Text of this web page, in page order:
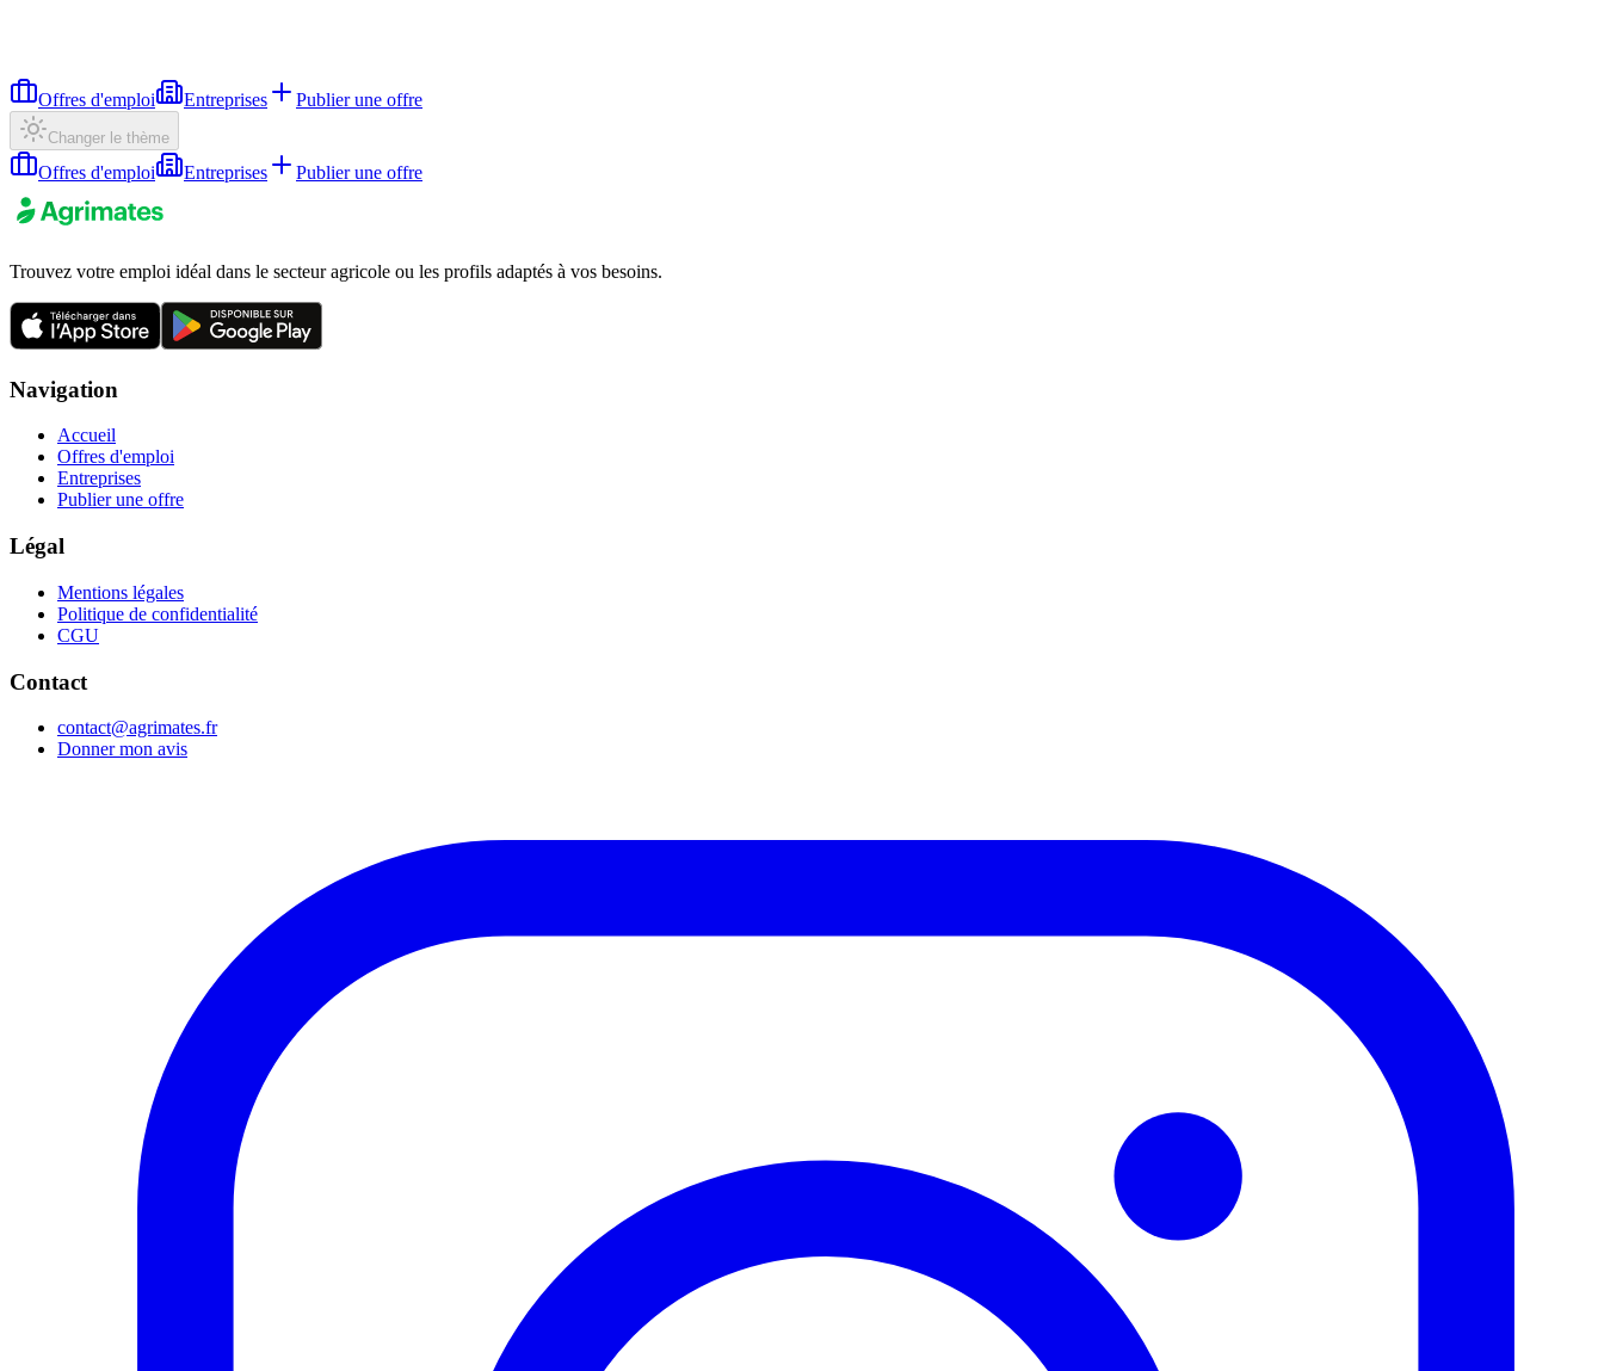
Offres d'emploi Entreprises Publier une offre
Changer le thème
Offres d'emploi Entreprises Publier une offre
Trouvez votre emploi idéal dans le secteur agricole ou les profils adaptés à vos besoins.
Navigation
Accueil
Offres d'emploi
Entreprises
Publier une offre
Légal
Mentions légales
Politique de confidentialité
CGU
Contact
contact@agrimates.fr
Donner mon avis